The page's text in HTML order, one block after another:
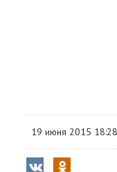
19 июня 2015 18:28